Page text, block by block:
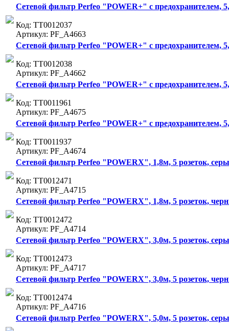
Сетевой фильтр Perfeo "POWER+" с предохранителем,
Код: ТТ0012037
Артикул: PF_A4663
Сетевой фильтр Perfeo "POWER+" с предохранителем,
Код: ТТ0012038
Артикул: PF_A4662
Сетевой фильтр Perfeo "POWER+" с предохранителем,
Код: ТТ0011961
Артикул: PF_A4675
Сетевой фильтр Perfeo "POWER+" с предохранителем,
Код: ТТ0011937
Артикул: PF_A4674
Сетевой фильтр Perfeo "POWERX", 1,8м, 5 розеток,
Код: ТТ0012471
Артикул: PF_A4715
Сетевой фильтр Perfeo "POWERX", 1,8м, 5 розеток,
Код: ТТ0012472
Артикул: PF_A4714
Сетевой фильтр Perfeo "POWERX", 3,0м, 5 розеток,
Код: ТТ0012473
Артикул: PF_A4717
Сетевой фильтр Perfeo "POWERX", 3,0м, 5 розеток,
Код: ТТ0012474
Артикул: PF_A4716
Сетевой фильтр Perfeo "POWERX", 5,0м, 5 розеток,